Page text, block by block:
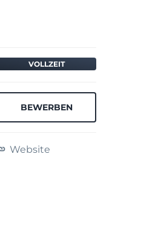
VOLLZEIT
BEWERBEN
Website